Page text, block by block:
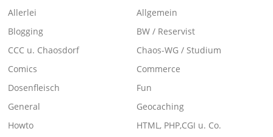
Allerlei
Allgemein
Blogging
BW / Reservist
CCC u. Chaosdorf
Chaos-WG / Studium
Comics
Commerce
Dosenfleisch
Fun
General
Geocaching
Howto
HTML, PHP,CGI u. Co.